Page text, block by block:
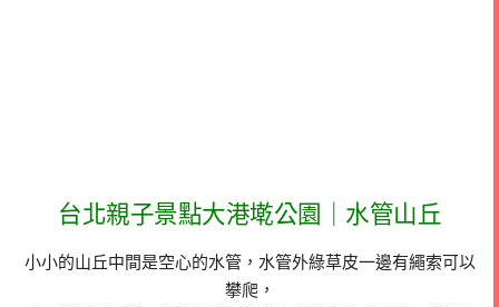
台北親子景點大港墘公園｜水管山丘
小小的山丘中間是空心的水管，水管外綠草皮一邊有繩索可以
攀爬，